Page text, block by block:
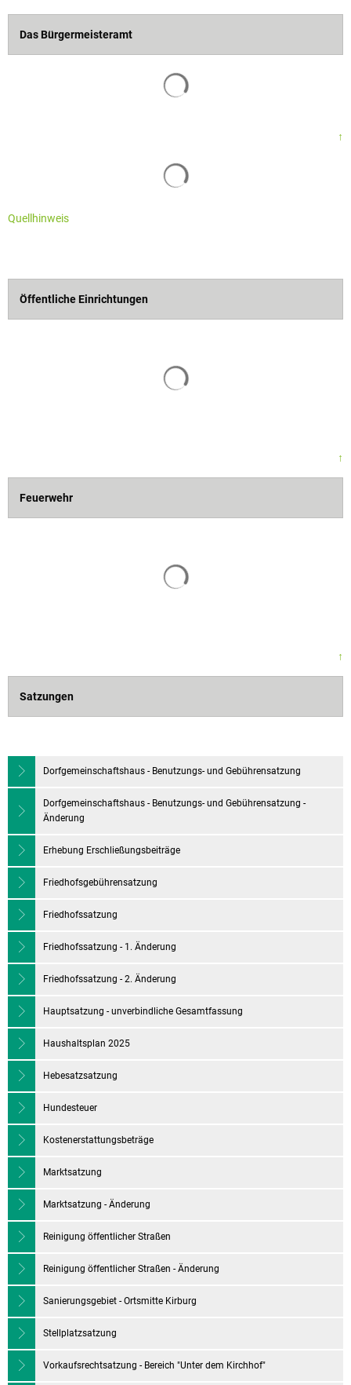
Das Bürgermeisteramt
↑
Quellhinweis
Öffentliche Einrichtungen
↑
Feuerwehr
↑
Satzungen
Dorfgemeinschaftshaus - Benutzungs- und Gebührensatzung
Dorfgemeinschaftshaus - Benutzungs- und Gebührensatzung -
Änderung
Erhebung Erschließungsbeiträge
Friedhofsgebührensatzung
Friedhofssatzung
Friedhofssatzung - 1. Änderung
Friedhofssatzung - 2. Änderung
Hauptsatzung - unverbindliche Gesamtfassung
Haushaltsplan 2025
Hebesatzsatzung
Hundesteuer
Kostenerstattungsbeträge
Marktsatzung
Marktsatzung - Änderung
Reinigung öffentlicher Straßen
Reinigung öffentlicher Straßen - Änderung
Sanierungsgebiet - Ortsmitte Kirburg
Stellplatzsatzung
Vorkaufsrechtsatzung - Bereich "Unter dem Kirchhof"